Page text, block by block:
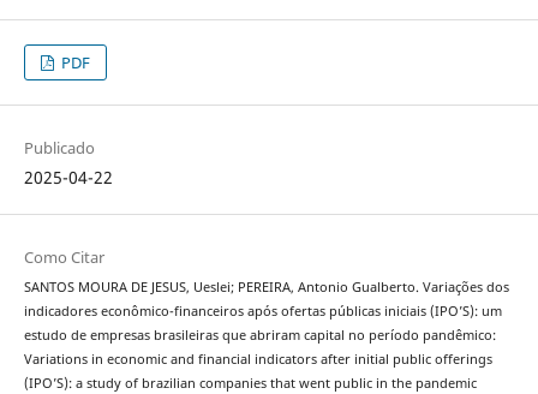
PDF
Publicado
2025-04-22
Como Citar
SANTOS MOURA DE JESUS, Ueslei; PEREIRA, Antonio Gualberto. Variações dos
indicadores econômico-financeiros após ofertas públicas iniciais (IPO’S): um
estudo de empresas brasileiras que abriram capital no período pandêmico:
Variations in economic and financial indicators after initial public offerings
(IPO’S): a study of brazilian companies that went public in the pandemic